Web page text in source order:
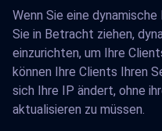
Wenn Sie eine
Sie in Betracht ziehen,
einzurichten, um Ihre
können Ihre Clients Ihren
sich Ihre IP ändert, ohne
aktualisieren zu müssen.